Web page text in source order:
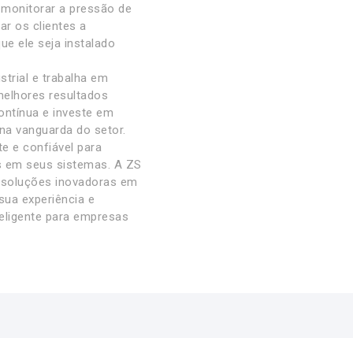
a pressão de
os clientes a
ele seja instalado
e trabalha em
resultados
e investe em
vanguarda do setor.
e confiável para
seus sistemas. A ZS
inovadoras em
experiência e
para empresas